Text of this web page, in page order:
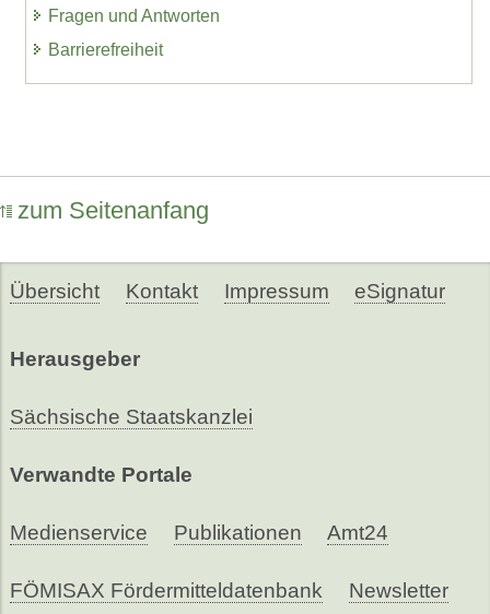
Fragen und Antworten
Barrierefreiheit
zum Seitenanfang
Übersicht Kontakt Impressum eSignatur
Herausgeber
Sächsische Staatskanzlei
Verwandte Portale
Medienservice Publikationen Amt24
FÖMISAX Fördermitteldatenbank Newsletter